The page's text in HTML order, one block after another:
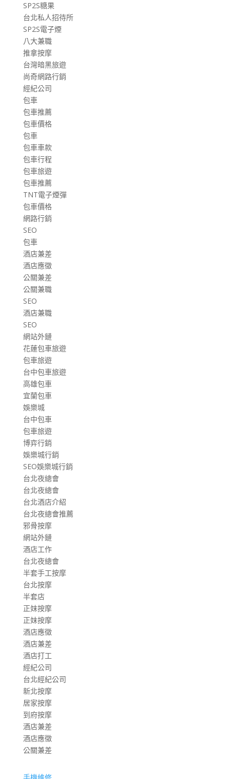
SP2S糖果
台北私人招待所
SP2S電子煙
八大兼職
推拿按摩
台灣暗黑旅遊
尚奇網路行銷
經紀公司
包車
包車推薦
包車價格
包車
包車車款
包車行程
包車旅遊
包車推薦
TNT電子煙彈
包車價格
網路行銷
SEO
包車
酒店兼差
酒店應徵
公關兼差
公關兼職
SEO
酒店兼職
SEO
網站外鏈
花蓮包車旅遊
包車旅遊
台中包車旅遊
高雄包車
宜蘭包車
娛樂城
台中包車
包車旅遊
博弈行銷
娛樂城行銷
SEO娛樂城行銷
台北夜總會
台北夜總會
台北酒店介紹
台北夜總會推薦
邪骨按摩
網站外鏈
酒店工作
台北夜總會
半套手工按摩
台北按摩
半套店
正妹按摩
正妹按摩
酒店應徵
酒店兼差
酒店打工
經紀公司
台北經紀公司
新北按摩
居家按摩
到府按摩
酒店兼差
酒店應徵
公關兼差